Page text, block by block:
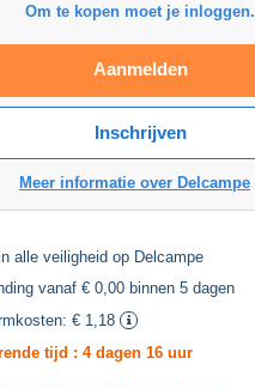
Om te kopen moet je inloggen.
Aanmelden
Inschrijven
Meer informatie over Delcampe
alle veiligheid op Delcampe
vanaf € 0,00 binnen 5 dagen
€ 1,18
tijd : 4 dagen 16 uur